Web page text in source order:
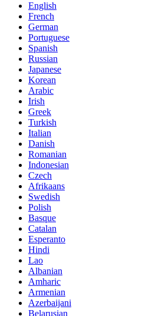
English
French
German
Portuguese
Spanish
Russian
Japanese
Korean
Arabic
Irish
Greek
Turkish
Italian
Danish
Romanian
Indonesian
Czech
Afrikaans
Swedish
Polish
Basque
Catalan
Esperanto
Hindi
Lao
Albanian
Amharic
Armenian
Azerbaijani
Belarusian